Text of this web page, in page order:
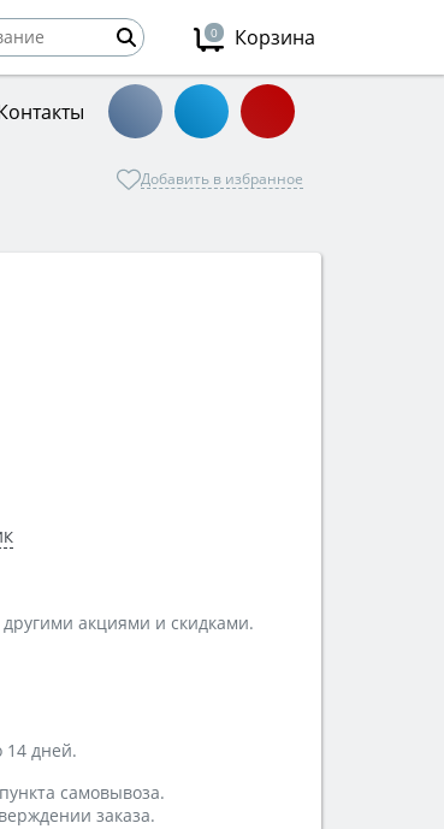
0 Корзина
Добавить в избранное
акциями и скидками.
14 дней.
самовывоза.
заказа.